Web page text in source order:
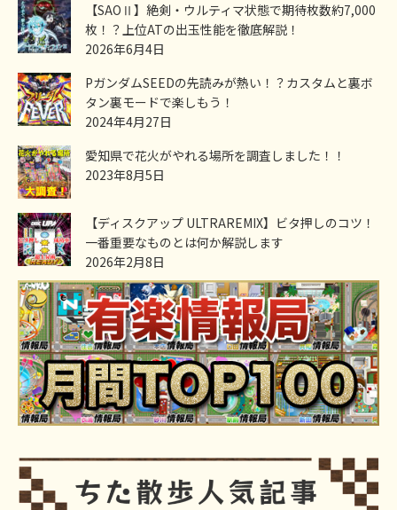
【SAOⅡ】絶剣・ウルティマ状態で期待枚数約7,000
枚！？上位ATの出玉性能を徹底解説！
2026年6月4日
PガンダムSEEDの先読みが熱い！？カスタムと裏ボ
タン裏モードで楽しもう！
2024年4月27日
愛知県で花火がやれる場所を調査しました！！
2023年8月5日
【ディスクアップ ULTRAREMIX】ビタ押しのコツ！
一番重要なものとは何か解説します
2026年2月8日